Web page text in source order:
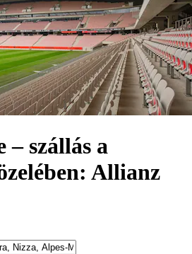
– szállás a
Allianz